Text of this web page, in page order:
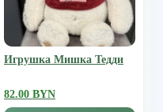
Игрушка Мишка Тедди
82.00 BYN